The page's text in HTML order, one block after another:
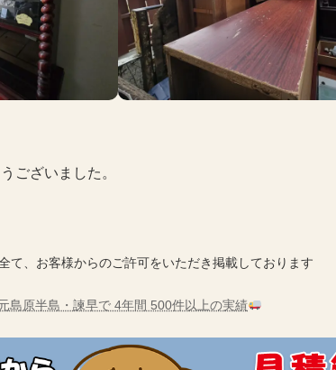
ございました。
て、お客様からのご許可をいただき掲載しております
島原半島・諫早で 4年間 500件以上の実績